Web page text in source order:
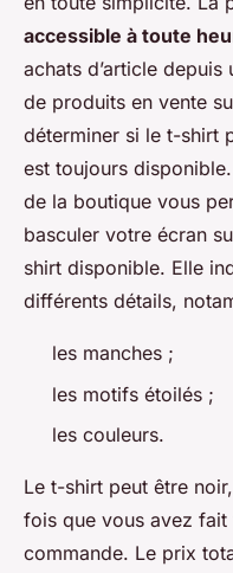
accessible à toute
achats d’article
de produits en vente
déterminer si le t-shirt
est toujours
de la boutique vous
basculer votre écran
shirt disponible. Elle
différents détails,
les manches ;
les motifs étoilés ;
les couleurs.
Le t-shirt peut être
fois que vous avez
commande. Le prix